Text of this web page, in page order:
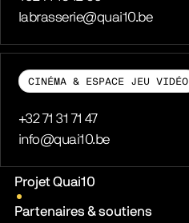
E-mail
labrasserie@quai10.be
CINÉMA & ESPACE JEU VIDÉO
Téléphone
+32 71 31 71 47
E-mail
info@quai10.be
Liens pratiques
Projet Quai10
Partenaires & soutiens